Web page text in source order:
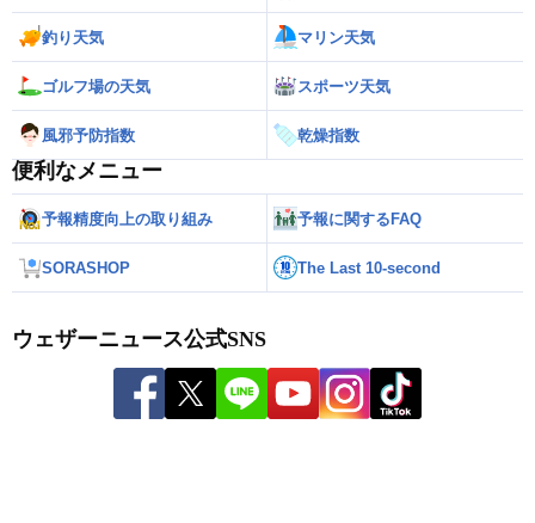
釣り天気 マリン天気
ゴルフ場の天気 スポーツ天気
風邪予防指数 乾燥指数
便利なメニュー
予報精度向上の取り組み 予報に関するFAQ
SORASHOP The Last 10-second
ウェザーニュース公式SNS